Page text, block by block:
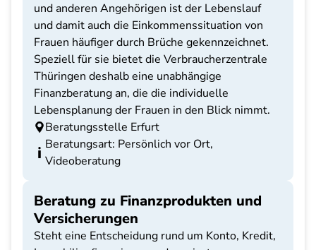
und anderen Angehörigen ist der Lebenslauf
und damit auch die Einkommenssituation von
Frauen häufiger durch Brüche gekennzeichnet.
Speziell für sie bietet die Verbraucherzentrale
Thüringen deshalb eine unabhängige
Finanzberatung an, die die individuelle
Lebensplanung der Frauen in den Blick nimmt.
Beratungsstelle Erfurt
Beratungsart: Persönlich vor Ort,
Videoberatung
Beratung zu Finanzprodukten und
Versicherungen
Steht eine Entscheidung rund um Konto, Kredit,